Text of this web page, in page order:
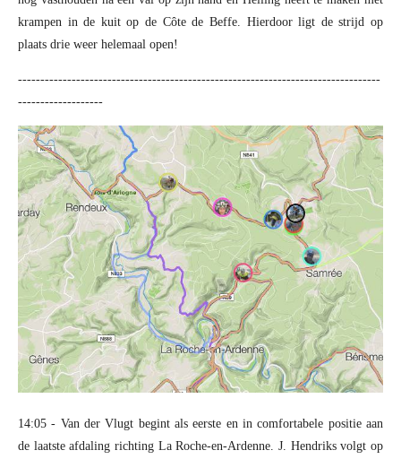
krampen in de kuit op de Côte de Beffe. Hierdoor ligt de strijd op
plaats drie weer helemaal open!
---------------------------------------------------------------------------------
-------------------
14:05 - Van der Vlugt begint als eerste en in comfortabele positie aan
de laatste afdaling richting La Roche-en-Ardenne. J. Hendriks volgt op